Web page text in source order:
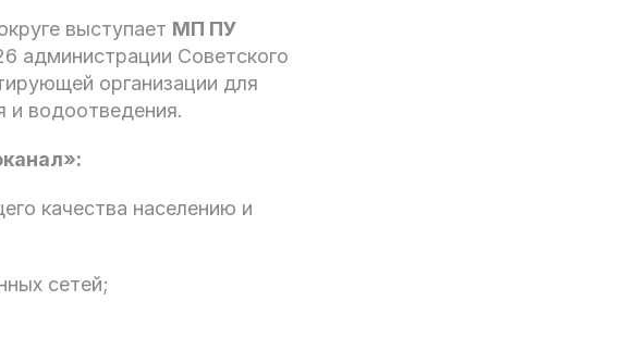
выступает МП ПУ
администрации Советского
организации для
и водоотведения.
качества населению и
сетей;